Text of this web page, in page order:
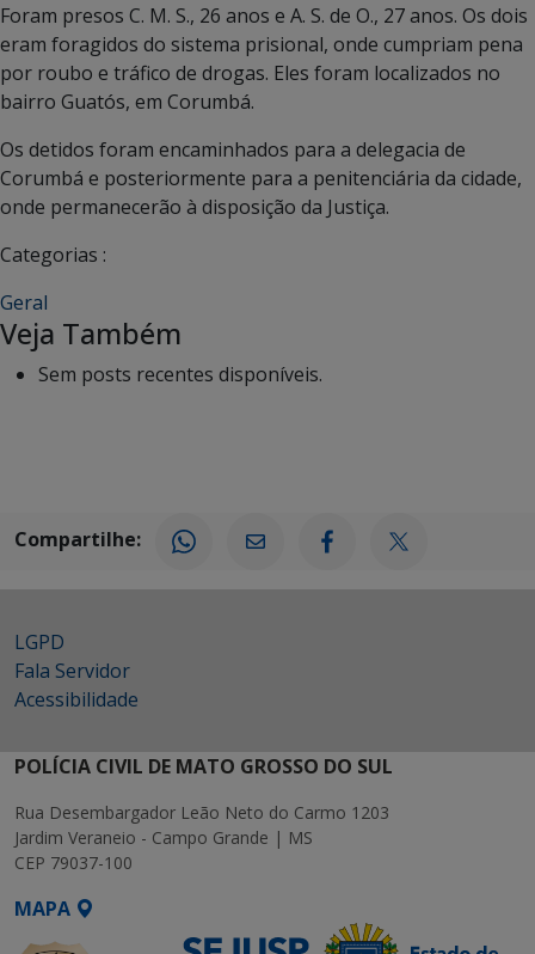
Foram presos C. M. S., 26 anos e A. S. de O., 27 anos. Os dois
eram foragidos do sistema prisional, onde cumpriam pena
por roubo e tráfico de drogas. Eles foram localizados no
bairro Guatós, em Corumbá.
Os detidos foram encaminhados para a delegacia de
Corumbá e posteriormente para a penitenciária da cidade,
onde permanecerão à disposição da Justiça.
Categorias :
Geral
Veja Também
Sem posts recentes disponíveis.
Compartilhe:
LGPD
Fala Servidor
Acessibilidade
POLÍCIA CIVIL DE MATO GROSSO DO SUL
Rua Desembargador Leão Neto do Carmo 1203
Jardim Veraneio - Campo Grande | MS
CEP 79037-100
MAPA